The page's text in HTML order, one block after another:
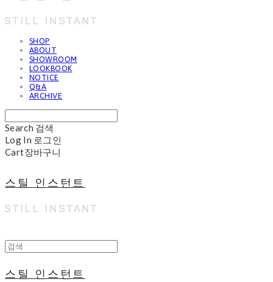
SHOP
ABOUT
SHOWROOM
LOOKBOOK
NOTICE
Q&A
ARCHIVE
Search 검색
Log In 로그인
Cart장바구니
스틸 인스턴트
스틸 인스턴트